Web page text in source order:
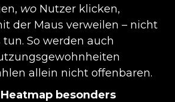
wo Nutzer klicken,
der Maus verweilen – nicht
tun. So werden auch
allein nicht offenbaren.
besonders